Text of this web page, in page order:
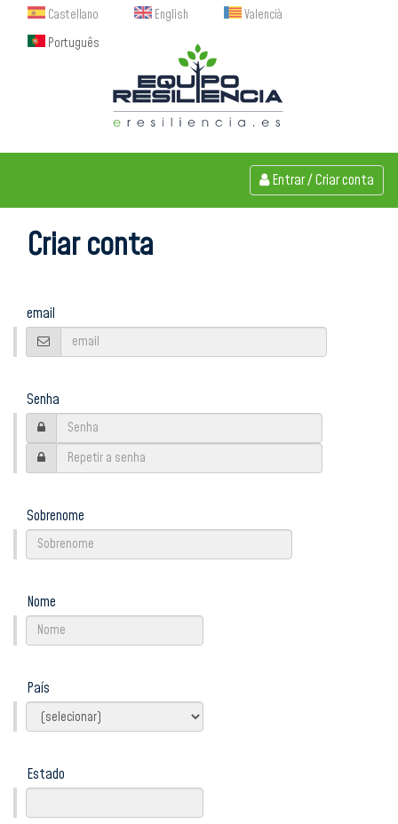
Castellano English
Valencià
Português
Entrar/Criar conta
Criar conta
email
Senha
Sobrenome
Nome
País
Estado